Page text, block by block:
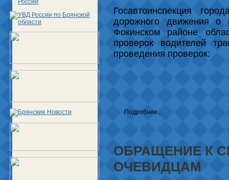
Госавтоинспекция
дорожного движения о
Фокинском районе
проверок водителей
проведения проверок:
Подробнее...
ОБРАЩЕНИЕ К
ОЧЕВИДЦАМ